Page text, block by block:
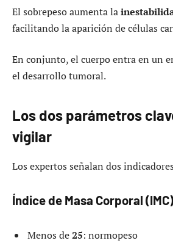
El sobrepeso aumenta la
facilitando la aparición de células
En conjunto, el cuerpo entra en un
el desarrollo tumoral.
Los dos parámetros
vigilar
Los expertos señalan dos
Índice de Masa Corporal (IMC)
Menos de25: normopeso